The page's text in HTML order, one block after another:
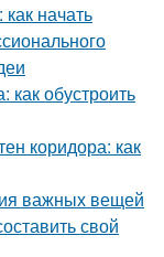
начать
обустроить
коридора: как
важных вещей
свой